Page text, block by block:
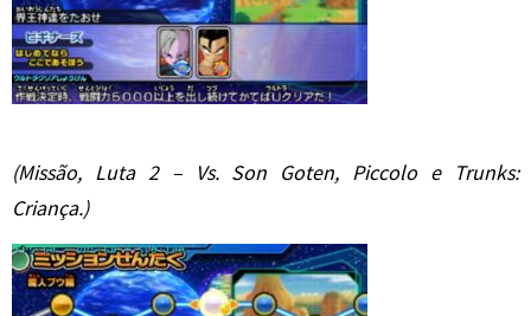
(Missão, Luta 2 –Vs. Son Goten, Piccolo e Trunks:
Criança.)